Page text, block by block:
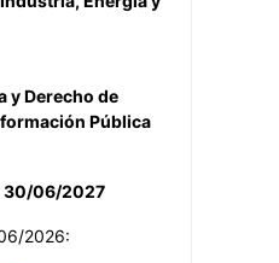
y Derecho de
Pública
06/2027
2026: